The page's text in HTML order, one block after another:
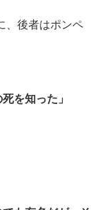
、後者はポンペ
を知った」